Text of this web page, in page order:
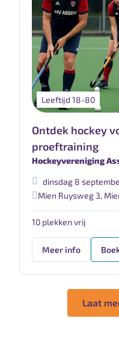
Leeftijd 18-80
Ontdek hockey
proeftraining
Hockeyvereniging
dinsdag 8
Mien Ruysweg 3,
10 plekken vrij
Meer info
Laat